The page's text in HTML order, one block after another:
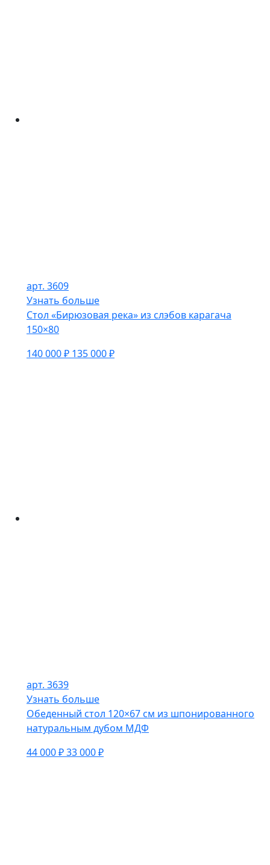
арт. 3609
Узнать больше
Стол «Бирюзовая река» из слэбов карагача
150×80
140 000 ₽ 135 000 ₽
арт. 3639
Узнать больше
Обеденный стол 120×67 см из шпонированного
натуральным дубом МДФ
44 000 ₽33 000 ₽